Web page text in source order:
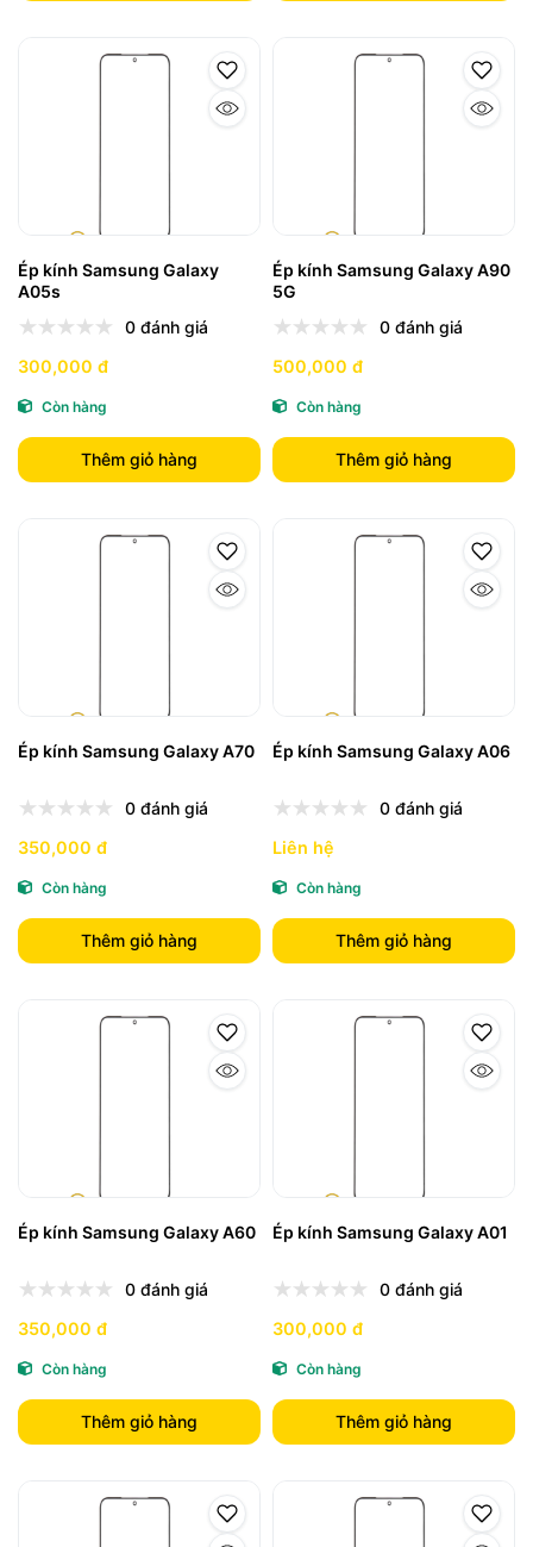
Ép kính Samsung Galaxy
A05s
0 đánh giá
300,000 đ
Còn hàng
Thêm giỏ hàng
Ép kính Samsung Galaxy A90
5G
0 đánh giá
500,000 đ
Còn hàng
Thêm giỏ hàng
Ép kính Samsung Galaxy A70
0 đánh giá
350,000 đ
Còn hàng
Thêm giỏ hàng
Ép kính Samsung Galaxy A06
0 đánh giá
Liên hệ
Còn hàng
Thêm giỏ hàng
Ép kính Samsung Galaxy A60
0 đánh giá
350,000 đ
Còn hàng
Thêm giỏ hàng
Ép kính Samsung Galaxy A01
0 đánh giá
300,000 đ
Còn hàng
Thêm giỏ hàng